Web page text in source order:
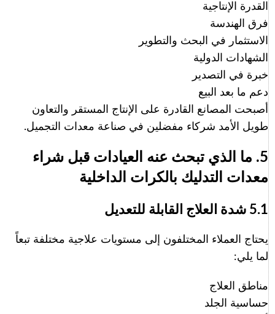
القدرة الإنتاجية
فرق الهندسة
الاستثمار في البحث والتطوير
الشهادات الدولية
خبرة في التصدير
دعم ما بعد البيع
أصبحت المصانع القادرة على الإنتاج المستقر والتعاون
طويل الأمد شركاء مفضلين في صناعة معدات التجميل.
5. ما الذي تبحث عنه العيادات قبل شراء
معدات التدليك بالكرات الداخلية
5.1 شدة العلاج القابلة للتعديل
يحتاج العملاء المختلفون إلى مستويات علاجية مختلفة تبعاً
لما يلي:
مناطق العلاج
حساسية الجلد